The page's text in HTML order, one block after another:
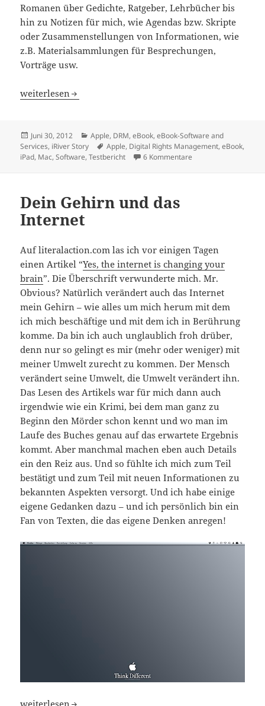
Romanen über Gedichte, Ratgeber, Lehrbücher bis
hin zu Notizen für mich, wie Agendas bzw. Skripte
oder Zusammenstellungen von Informationen, wie
z.B. Materialsammlungen für Besprechungen,
Vorträge usw.
ePub lesen und schreiben (Teil 1: Lesen)
weiterlesen
Veröffentlicht
am
Juni 30, 2012 Kategorien
Apple, DRM,eBook,eBook-Software and
Services, iRiver Story Schlagwörter
Apple, Digital Rights Management,eBook,
iPad, Mac,Software,Testbericht 6 Kommentare
Dein Gehirn und das
Internet
Auf literalaction.com las ich vor einigen Tagen
einen Artikel “Yes, the internet is changing your
brain”. Die Überschrift verwunderte mich. Mr.
Obvious? Natürlich verändert auch das Internet
mein Gehirn – wie alles um mich herum mit dem
ich mich beschäftige und mit dem ich in Berührung
komme. Da bin ich auch unglaublich froh drüber,
denn nur so gelingt es mir (mehr oder weniger) mit
meiner Umwelt zurecht zu kommen. Der Mensch
verändert seine Umwelt, die Umwelt verändert ihn.
Das Lesen des Artikels war für mich dann auch
irgendwie wie ein Krimi, bei dem man ganz zu
Beginn den Mörder schon kennt und wo man im
Laufe des Buches genau auf das erwartete Ergebnis
kommt. Aber manchmal machen eben auch Details
ein den Reiz aus. Und so fühlte ich mich zum Teil
bestätigt und zum Teil mit neuen Informationen zu
bekannten Aspekten versorgt. Und ich habe einige
eigene Gedanken dazu – und ich persönlich bin ein
Fan von Texten, die das eigene Denken anregen!
Dein Gehirn und das Internet
weiterlesen